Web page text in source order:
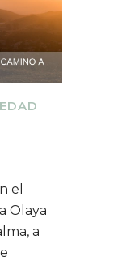
el
Olaya
a